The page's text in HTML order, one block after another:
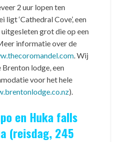
2 uur lopen ten
ligt ‘Cathedral Cove’, een
grot die op een
informatie over de
. Wij
Brenton lodge, een
voor het hele
).
en Huka falls
(reisdag, 245